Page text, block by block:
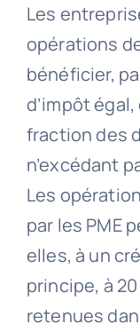
Les
opérations
bénéficier,
d’impôt
fraction des
n’excédant
Les
par les PME
elles, à un
principe, à
retenues